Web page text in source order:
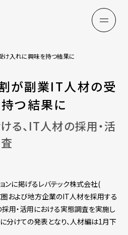
入れに興味を持つ結果に
が副業IT人材の受
つ結果に
る、IT人材の採用・活
ョンに掲げるレバテック株式会社(
圏および地方企業のIT人材を採用する
用・活用における実態調査を実施し
分けての発表となり、人材編は1月下